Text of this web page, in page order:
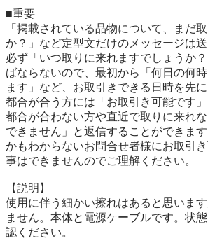
■重要
「掲載されている品物について、まだ
か？」など定型文だけのメッセージは送
必ず「いつ取りに来れますでしょうか
ばならないので、最初から「何日の何
ます」など、お取引きできる日時を先
都合が合う方には「お取引き可能です」
都合が合わない方や直近で取りに来れ
できません」と返信することができま
かもわからないお問合せ者様にお取引
事はできませんのでご理解ください。
【説明】
使用に伴う細かい擦れはあると思いま
ません。本体と電源ケーブルです。状
認ください。